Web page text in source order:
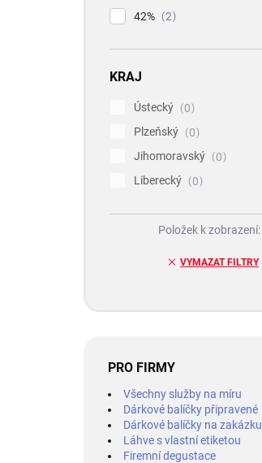
42%
2
KRAJ
Ústecký
0
Plzeňský
0
Jihomoravský
0
Liberecký
0
VYMAZAT FILTRY
Položek k zobrazení:
PRO FIRMY
Všechny služby na míru
Dárkové balíčky připravené
Dárkové balíčky na zakázku
Láhve s vlastní etiketou
Firemní degustace